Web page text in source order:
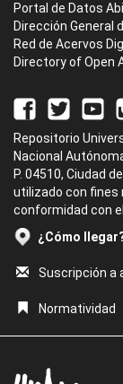
Portal de Datos
Dirección General
Red de Acervos
Directory of Open
Repositorio
Nacional
P. 04510, Ciudad
utilizado con fines
conformidad con el
¿Cómo
Suscripción a
Normatividad